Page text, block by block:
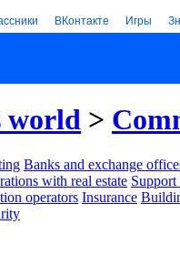
ВКонтакте Игры
world >
Banks and exchange
with real estate Support
operators Insurance